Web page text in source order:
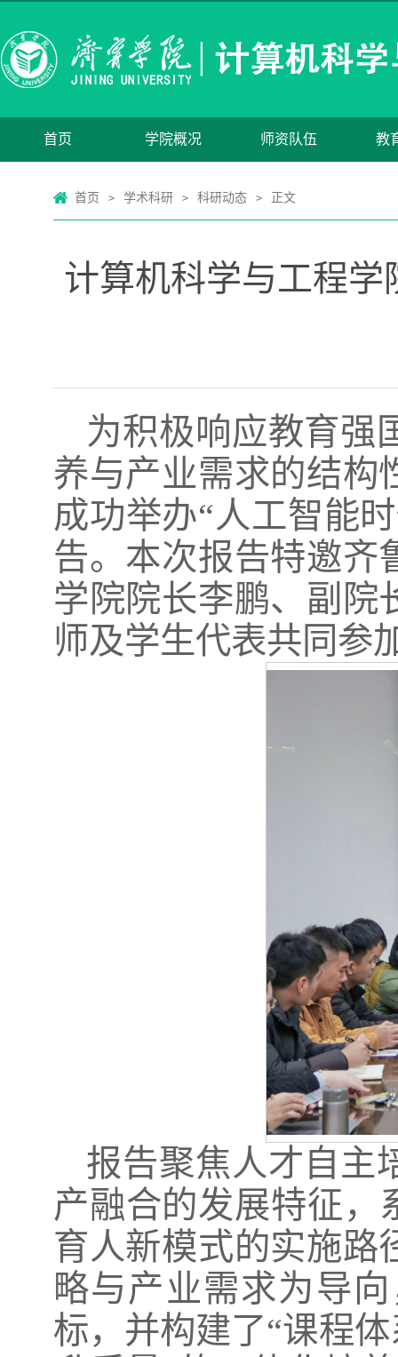
首页 学院概况 师资队伍 教
首页 > 学术科研 > 科研动态 > 正文
计算机科学与工程学
为积极响应教育强
养与产业需求的结构
成功举办“人工智能
告。本次报告特邀齐
学院院长李鹏、副院
师及学生代表共同参
报告聚焦人才自主
产融合的发展特征，
育人新模式的实施路
略与产业需求为导
标，并构建了“课程